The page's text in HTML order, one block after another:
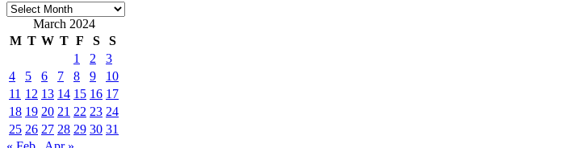
Daftar
ArtikelMarch 2024
M T W T F S
S
1
2
3
4
5 6 7 8 9
10
11 12 13 14 15 16 17
18 19 20 21 22 23 24
25 26 27 28 29 30 31